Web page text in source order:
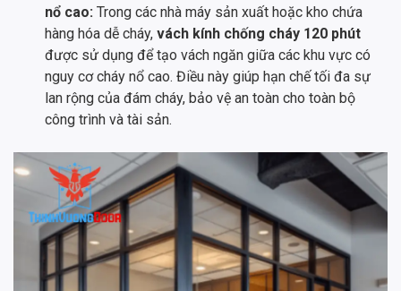
nổ cao: Trong các nhà máy sản xuất hoặc kho chứa
hàng hóa dễ cháy, vách kính chống cháy 120 phút
được sử dụng để tạo vách ngăn giữa các khu vực có
nguy cơ cháy nổ cao. Điều này giúp hạn chế tối đa sự
lan rộng của đám cháy, bảo vệ an toàn cho toàn bộ
công trình và tài sản.